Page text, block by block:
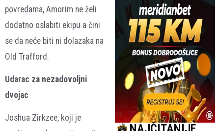
povredama, Amorim ne želi
dodatno oslabiti ekipu a čini
se da neće biti ni dolazaka na
Old Trafford.
Udarac za nezadovoljni
dvojac
Joshua Zirkzee, koji je